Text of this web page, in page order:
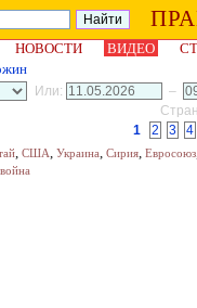
НОВОСТИ ВИДЕО
Или:
–
1
2 3 4
, США, Украина, Сирия, Евросоюз